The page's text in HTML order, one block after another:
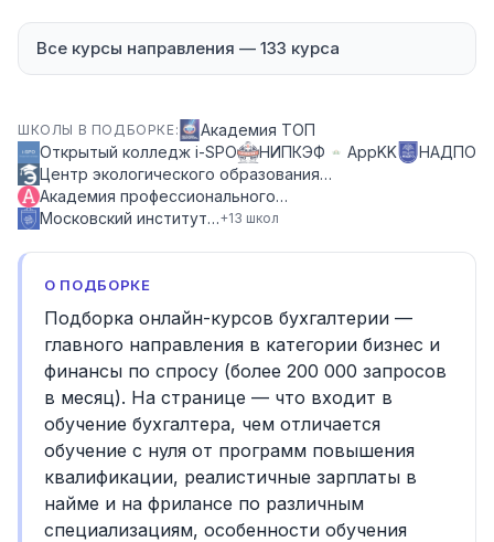
Все курсы направления — 133 курса
ШКОЛЫ В ПОДБОРКЕ:
Академия ТОП
Открытый колледж i-SPO
НИПКЭФ AppKK
НАДПО
Центр экологического образования…
Академия профессионального…
Московский институт…+13 школ
О ПОДБОРКЕ
Подборка онлайн-курсов бухгалтерии —
главного направления в категории бизнес и
финансы по спросу (более 200 000 запросов
в месяц). На странице — что входит в
обучение бухгалтера, чем отличается
обучение с нуля от программ повышения
квалификации, реалистичные зарплаты в
найме и на фрилансе по различным
специализациям, особенности обучения